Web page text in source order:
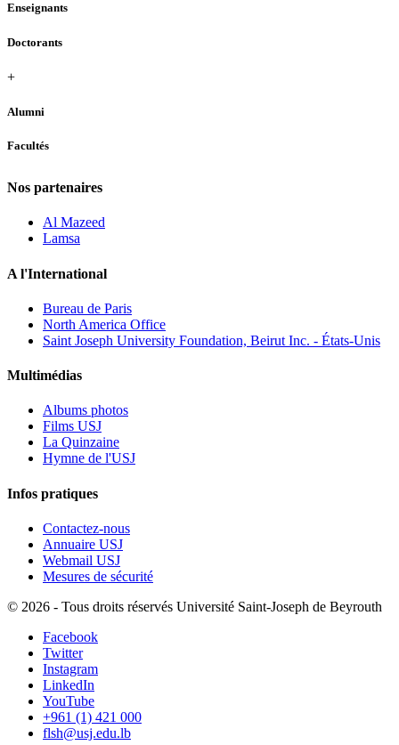
Enseignants
Doctorants
+
Alumni
Facultés
Nos partenaires
Al Mazeed
Lamsa
A l'International
Bureau de Paris
North America Office
Saint Joseph University Foundation, Beirut Inc. - États-Unis
Multimédias
Albums photos
Films USJ
La Quinzaine
Hymne de l'USJ
Infos pratiques
Contactez-nous
Annuaire USJ
Webmail USJ
Mesures de sécurité
© 2026 - Tous droits réservés Université Saint-Joseph de Beyrouth
Facebook
Twitter
Instagram
LinkedIn
YouTube
+961 (1) 421 000
flsh@usj.edu.lb